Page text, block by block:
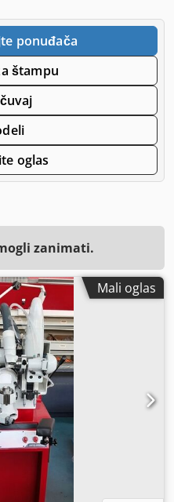
ponuđača
štampu
oglas
zanimati.
Mali oglas